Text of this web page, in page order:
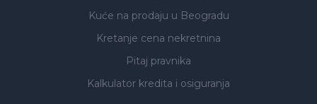
Kuće na prodaju u Beogradu
Kretanje cena nekretnina
Pitaj pravnika
Kalkulator kredita i osiguranja